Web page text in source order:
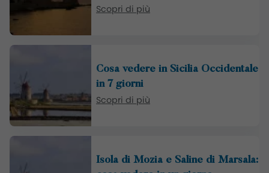
Scopri di più
Cosa vedere in Sicilia Occidentale
in 7 giorni
Scopri di più
Isola di Mozia e Saline di Marsala: